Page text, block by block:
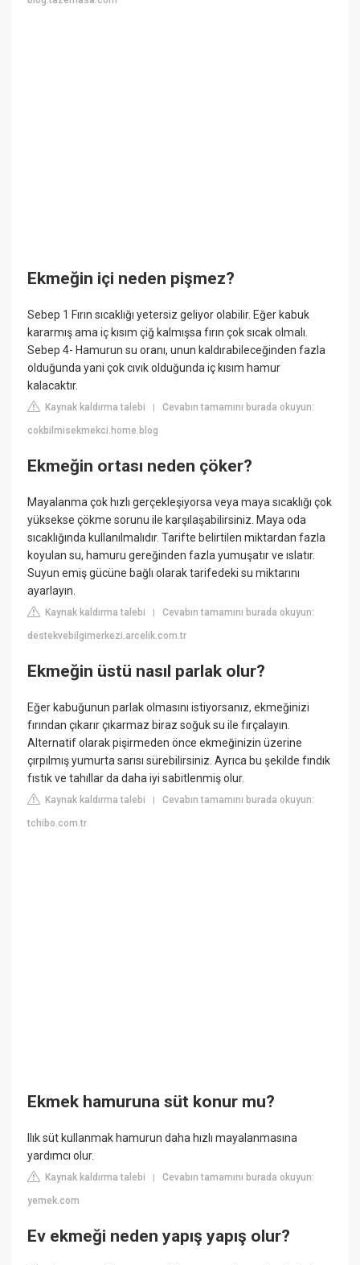
Ekmeğin içi neden pişmez?
Sebep 1 Fırın sıcaklığı yetersiz geliyor olabilir. Eğer kabuk
kararmış ama iç kısım çiğ kalmışsa fırın çok sıcak olmalı.
Sebep 4- Hamurun su oranı, unun kaldırabileceğinden fazla
olduğunda yani çok cıvık olduğunda iç kısım hamur
kalacaktır.
Kaynak kaldırma talebi |Cevabın tamamını burada okuyun:
cokbilmisekmekci.home.blog
Ekmeğin ortası neden çöker?
Mayalanma çok hızlı gerçekleşiyorsa veya maya sıcaklığı çok
yüksekse çökme sorunu ile karşılaşabilirsiniz. Maya oda
sıcaklığında kullanılmalıdır. Tarifte belirtilen miktardan fazla
koyulan su, hamuru gereğinden fazla yumuşatır ve ıslatır.
Suyun emiş gücüne bağlı olarak tarifedeki su miktarını
ayarlayın.
Kaynak kaldırma talebi |Cevabın tamamını burada okuyun:
destekvebilgimerkezi.arcelik.com.tr
Ekmeğin üstü nasıl parlak olur?
Eğer kabuğunun parlak olmasını istiyorsanız, ekmeğinizi
fırından çıkarır çıkarmaz biraz soğuk su ile fırçalayın.
Alternatif olarak pişirmeden önce ekmeğinizin üzerine
çırpılmış yumurta sarısı sürebilirsiniz. Ayrıca bu şekilde fındık
fıstık ve tahıllar da daha iyi sabitlenmiş olur.
Kaynak kaldırma talebi |Cevabın tamamını burada okuyun:
tchibo.com.tr
Ekmek hamuruna süt konur mu?
Ilık süt kullanmak hamurun daha hızlı mayalanmasına
yardımcı olur.
Kaynak kaldırma talebi |Cevabın tamamını burada okuyun:
yemek.com
Ev ekmeği neden yapış yapış olur?